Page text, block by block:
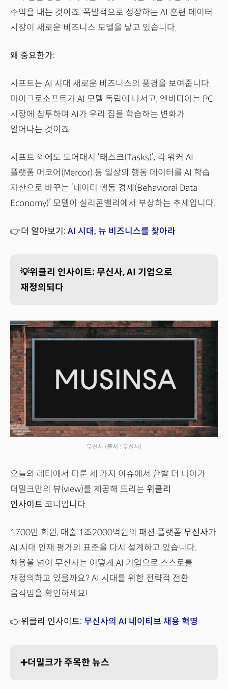
수익을 내는 것이죠. 폭발적으로 성장하는 AI 훈련 데이터
시장이 새로운 비즈니스 모델을 낳고 있습니다.
왜 중요한가:
시프트는 AI 시대 새로운 비즈니스의 풍경을 보여줍니다.
마이크로소프트가 AI 모델 독립에 나서고, 엔비디아는 PC
시장에 침투하며 AI가 우리 집을 학습하는 변화가
일어나는 것이죠.
시프트 외에도 도어대시 ‘태스크(Tasks)’, 긱 워커 AI
플랫폼 머코어(Mercor) 등 일상의 행동 데이터를 AI 학습
자산으로 바꾸는 ‘데이터 행동 경제(Behavioral Data
Economy)’ 모델이 실리콘밸리에서 부상하는 추세입니다.
👉더 알아보기: AI 시대, 뉴 비즈니스를 찾아라
💡위클리 인사이트: 무신사, AI 기업으로
재정의되다
무신사 (출처 : 무신사)
오늘의 레터에서 다룬 세 가지 이슈에서 한발 더 나아가
더밀크만의 뷰(view)를 제공해 드리는 위클리
인사이트 코너입니다.
1700만 회원, 매출 1조2000억원의 패션 플랫폼 무신사가
AI 시대 인재 평가의 표준을 다시 설계하고 있습니다.
채용을 넘어 무신사는 어떻게 AI 기업으로 스스로를
재정의하고 있을까요? AI 시대를 위한 전략적 전환
움직임을 확인하세요!
👉위클리 인사이트: 무신사의 AI 네이티브 채용 혁명
➕더밀크가 주목한 뉴스